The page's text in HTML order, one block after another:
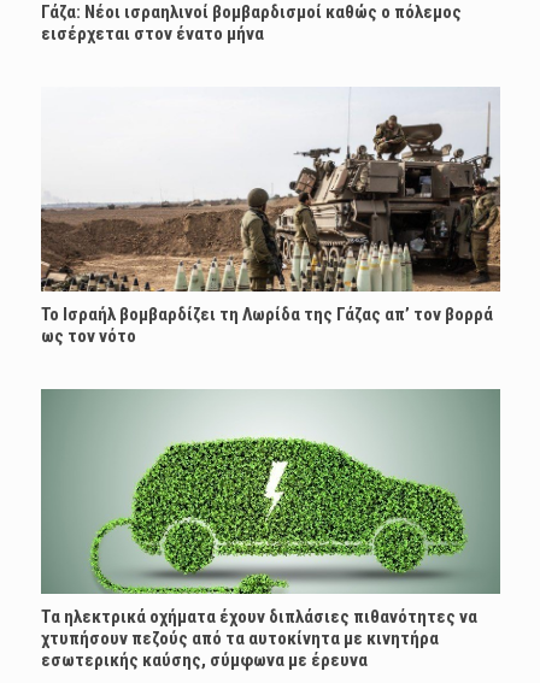
Γάζα: Νέοι ισραηλινοί βομβαρδισμοί καθώς ο πόλεμος
εισέρχεται στον ένατο μήνα
Το Ισραήλ βομβαρδίζει τη Λωρίδα της Γάζας απ’ τον βορρά
ως τον νότο
Τα ηλεκτρικά οχήματα έχουν διπλάσιες πιθανότητες να
χτυπήσουν πεζούς από τα αυτοκίνητα με κινητήρα
εσωτερικής καύσης, σύμφωνα με έρευνα